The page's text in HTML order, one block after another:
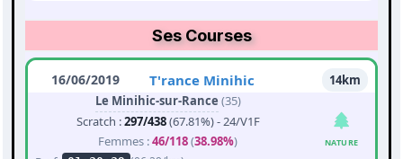
Ses Courses
16/06/2019 T'rance Minihic
14km
Le Minihic-sur-Rance (35)
Scratch :297/438(67.81%) - 24/V1F
Femmes :46/118(38.98%)
NATURE